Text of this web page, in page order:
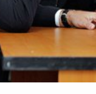
поручения,
по итогам
области